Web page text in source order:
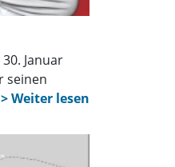
Januar
seinen
Tickets